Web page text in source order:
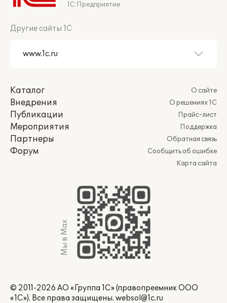
1С:Предприятие
Другие сайты 1С
Каталог
Внедрения
Публикации
Мероприятия
Партнеры
Форум
О сайте
О решениях 1С
Прайс-лист
Поддержка
Обратная связь
Сообщить об ошибке
Карта сайта
Мы в Max
© 2011-2026 АО «Группа 1С» (правопреемник ООО
«1С»). Все права защищены. websol@1c.ru